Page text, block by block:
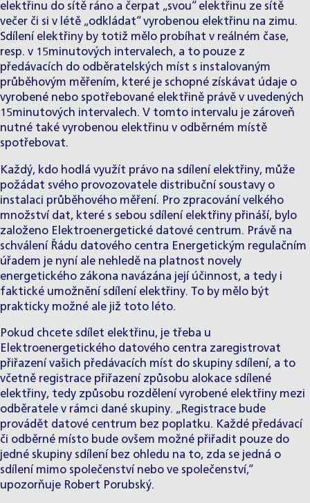
elektřinu do sítě ráno a čerpat „svou“ elektřinu ze sítě
večer či si v létě „odkládat“ vyrobenou elektřinu na zimu.
Sdílení elektřiny by totiž mělo probíhat v reálném čase,
resp. v 15minutových intervalech, a to pouze z
předávacích do odběratelských míst s instalovaným
průběhovým měřením, které je schopné získávat údaje o
vyrobené nebo spotřebované elektřině právě v uvedených
15minutových intervalech. V tomto intervalu je zároveň
nutné také vyrobenou elektřinu v odběrném místě
spotřebovat.
Každý, kdo hodlá využít právo na sdílení elektřiny, může
požádat svého provozovatele distribuční soustavy o
instalaci průběhového měření. Pro zpracování velkého
množství dat, které s sebou sdílení elektřiny přináší, bylo
založeno Elektroenergetické datové centrum. Právě na
schválení Řádu datového centra Energetickým regulačním
úřadem je nyní ale nehledě na platnost novely
energetického zákona navázána její účinnost, a tedy i
faktické umožnění sdílení elektřiny. To by mělo být
prakticky možné ale již toto léto.
Pokud chcete sdílet elektřinu, je třeba u
Elektroenergetického datového centra zaregistrovat
přiřazení vašich předávacích míst do skupiny sdílení, a to
včetně registrace přiřazení způsobu alokace sdílené
elektřiny, tedy způsobu rozdělení vyrobené elektřiny mezi
odběratele v rámci dané skupiny. „Registrace bude
provádět datové centrum bez poplatku. Každé předávací
či odběrné místo bude ovšem možné přiřadit pouze do
jedné skupiny sdílení bez ohledu na to, zda se jedná o
sdílení mimo společenství nebo ve společenství,“
upozorňuje Robert Porubský.